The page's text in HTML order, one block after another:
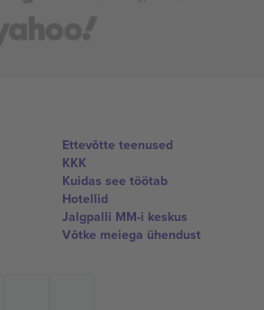
Ettevõtte teenused
KKK
Kuidas see töötab
Hotellid
Jalgpalli MM-i keskus
Võtke meiega ühendust